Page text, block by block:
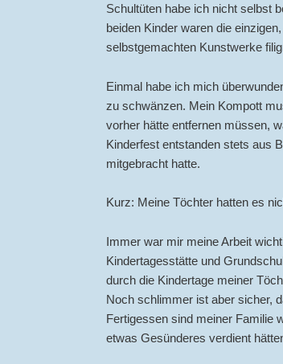
Schultüten habe ich nicht selbst
beiden Kinder waren die
selbstgemachten Kunstwerke
Einmal habe ich mich
zu schwänzen. Mein Kompott
vorher hätte entfernen müssen,
Kinderfest entstanden stets aus
mitgebracht hatte.
Kurz: Meine Töchter hatten es
Immer war mir meine Arbeit
Kindertagesstätte und
durch die Kindertage meiner
Noch schlimmer ist aber sicher,
Fertigessen sind meiner Familie
etwas Gesünderes verdient